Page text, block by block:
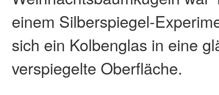
einem Silberspiegel-
sich ein Kolbenglas in eine
verspiegelte Oberfläche.